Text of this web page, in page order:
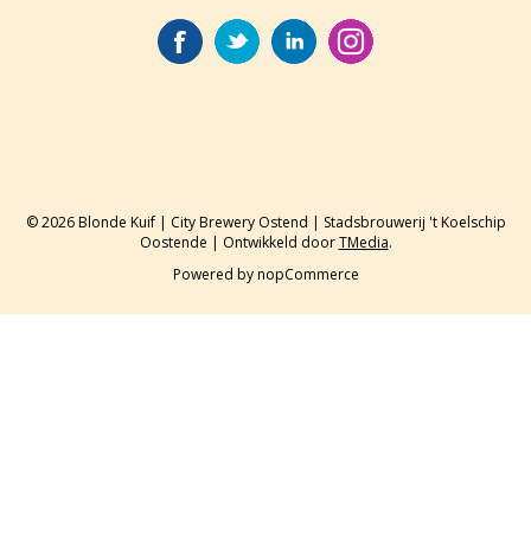
© 2026 Blonde Kuif | City Brewery Ostend | Stadsbrouwerij 't Koelschip
Oostende | Ontwikkeld doorTMedia.
Powered bynopCommerce